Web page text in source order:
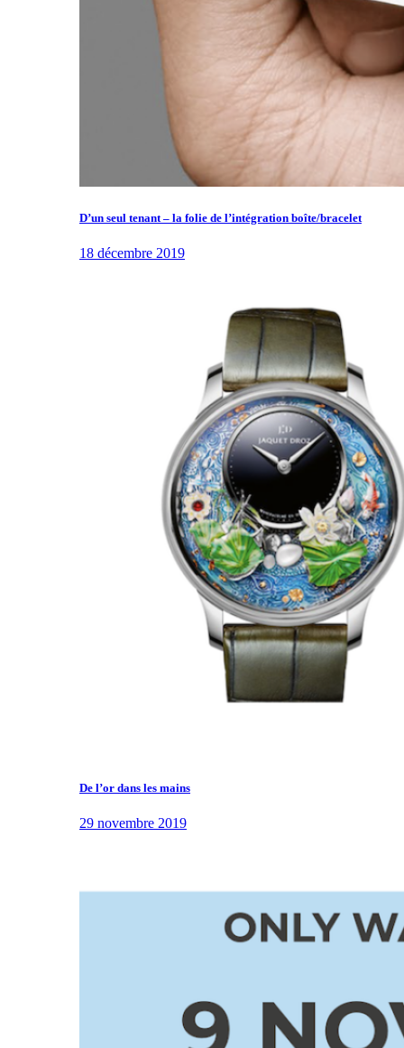
D’un seul tenant – la folie de l’intégration boîte/bracelet
18 décembre 2019
De l’or dans les mains
29 novembre 2019